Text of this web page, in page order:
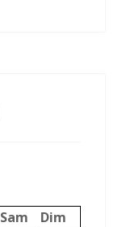
Sam
Dim